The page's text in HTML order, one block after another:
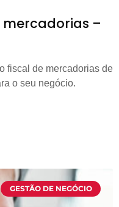
–
fiscal de mercadorias de
o seu negócio.
GESTÃO DE NEGÓCIO